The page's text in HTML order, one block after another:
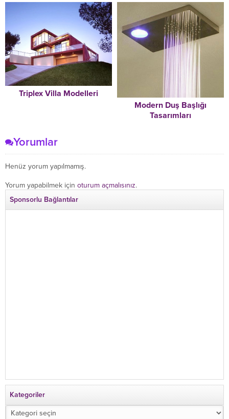
Triplex Villa Modelleri
Modern Duş Başlığı
Tasarımları
Yorumlar
Henüz yorum yapılmamış.
Yorum yapabilmek için oturum açmalısınız.
Sponsorlu Bağlantılar
Kategoriler
Kategoriler